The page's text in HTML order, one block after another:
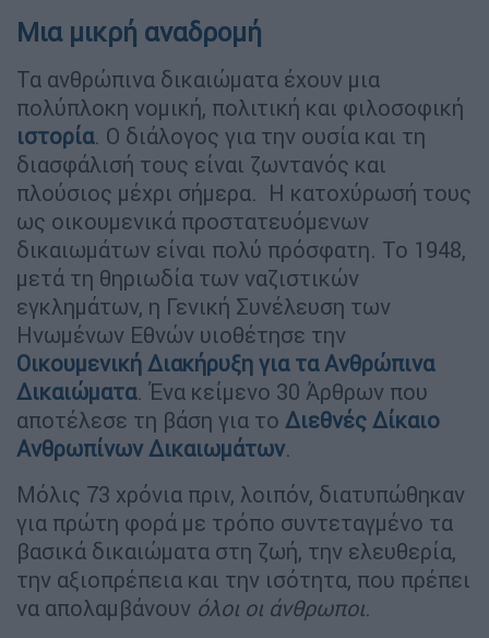
Μια μικρή αναδρομή
Τα ανθρώπινα δικαιώματα έχουν μια
πολύπλοκη νομική, πολιτική και φιλοσοφική
ιστορία. Ο διάλογος για την ουσία και τη
διασφάλισή τους είναι ζωντανός και
πλούσιος μέχρι σήμερα. Η κατοχύρωσή τους
ως οικουμενικά προστατευόμενων
δικαιωμάτων είναι πολύ πρόσφατη. Το 1948,
μετά τη θηριωδία των ναζιστικών
εγκλημάτων, η Γενική Συνέλευση των
Ηνωμένων Εθνών υιοθέτησε την
Οικουμενική Διακήρυξη για τα Ανθρώπινα
Δικαιώματα. Ένα κείμενο 30 Άρθρων που
αποτέλεσε τη βάση για τo Διεθνές Δίκαιο
Ανθρωπίνων Δικαιωμάτων.
Μόλις 73 χρόνια πριν, λοιπόν, διατυπώθηκαν
για πρώτη φορά με τρόπο συντεταγμένο τα
βασικά δικαιώματα στη ζωή, την ελευθερία,
την αξιοπρέπεια και την ισότητα, που πρέπει
να απολαμβάνουν όλοι οι άνθρωποι.